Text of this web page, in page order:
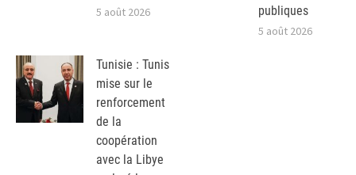
5 août 2026
publiques
5 août 2026
Tunisie : Tunis
mise sur le
renforcement
de la
coopération
avec la Libye